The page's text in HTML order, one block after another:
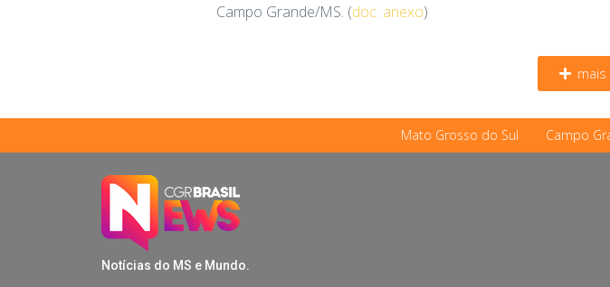
Campo Grande/MS. (doc. anexo)
Mato Grosso do Sul Campo
Notícias do MS e Mundo.